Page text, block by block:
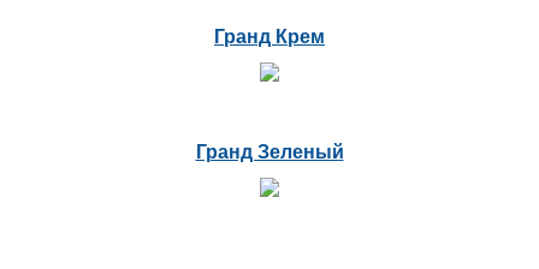
Гранд Крем
Гранд Зеленый